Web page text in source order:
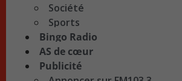
Société
Sports
Bingo Radio
AS de cœur
Publicité